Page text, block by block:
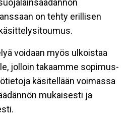
on tehty erillisen
voidaan myös ulkoistaa
jolloin takaamme sopimus-
käsitellään voimassa
mukaisesti ja